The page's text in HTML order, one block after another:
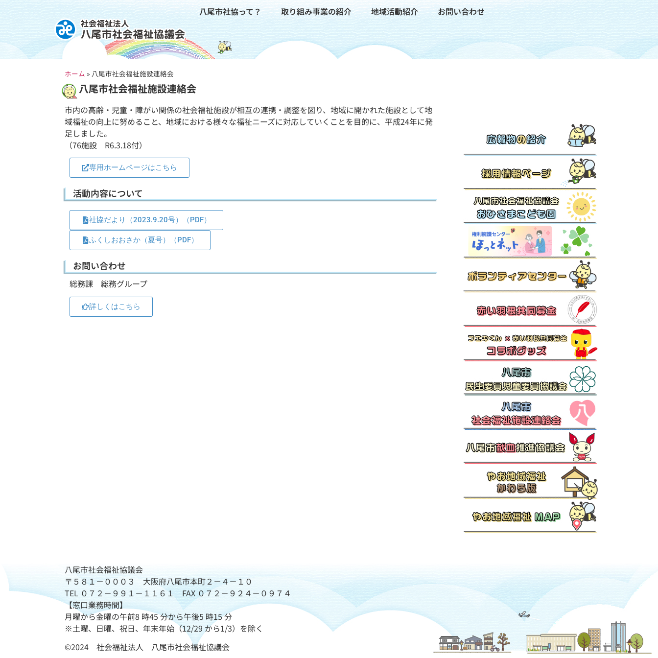
八尾市社協って？ 取り組み事業の紹介 地域活動紹介 お問い合わせ
ホーム » 八尾市社会福祉施設連絡会
八尾市社会福祉施設連絡会
市内の高齢・児童・障がい関係の社会福祉施設が相互の連携・調整を図り、地域に開かれた施設として地
域福祉の向上に努めること、地域における様々な福祉ニーズに対応していくことを目的に、平成24年に発
足しました。
（76施設 R6.3.18付）
専用ホームページはこちら
活動内容について
社協だより（2023.9.20号）（PDF）
ふくしおおさか（夏号）（PDF）
お問い合わせ
総務課 総務グループ
詳しくはこちら
八尾市社会福祉協議会
〒５８１－０００３ 大阪府八尾市本町２－４－１０
TEL ０７２－９９１－１１６１ FAX ０７２－９２４－０９７４
【窓口業務時間】
月曜から金曜の午前8 時45 分から午後5 時15 分
※土曜、日曜、祝日、年末年始（12/29 から1/3）を除く
©2024 社会福祉法人 八尾市社会福祉協議会